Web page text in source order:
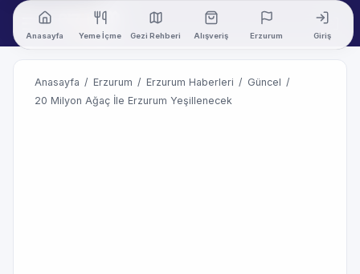
Anasayfa Yeme İçme Gezi Rehberi Alışveriş Erzurum Giriş
Anasayfa / Erzurum / Erzurum Haberleri / Güncel /
20 Milyon Ağaç İle Erzurum Yeşillenecek